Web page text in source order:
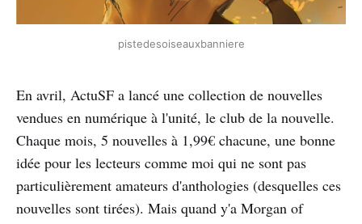
pistedesoiseauxbanniere
En avril, ActuSF a lancé une collection de nouvelles
vendues en numérique à l'unité, le club de la nouvelle.
Chaque mois, 5 nouvelles à 1,99€ chacune, une bonne
idée pour les lecteurs comme moi qui ne sont pas
particulièrement amateurs d'anthologies (desquelles ces
nouvelles sont tirées). Mais quand y'a Morgan of